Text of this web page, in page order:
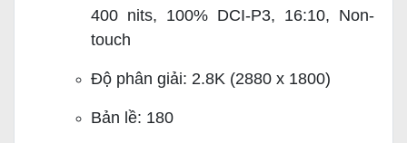
400 nits, 100% DCI-P3, 16:10, Non-
touch
Độ phân giải: 2.8K (2880 x 1800)
Bản lề: 180